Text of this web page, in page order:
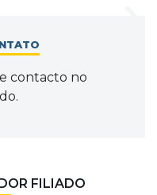
contacto no
FILIADO